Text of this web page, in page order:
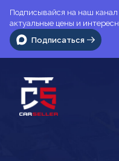
Подписывайся на наш канал
актуальные цены и
Подписаться